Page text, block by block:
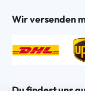
Wir versenden